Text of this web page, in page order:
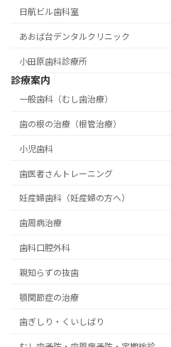
日航ビル歯科室
あおば台デンタルクリニック
小田原歯科診療所
診療案内
一般歯科（むし歯治療）
歯の根の治療（根管治療）
小児歯科
歯医者さんトレーニング
妊産婦歯科（妊産婦の方へ）
歯周病治療
歯科口腔外科
親知らずの抜歯
顎関節症の治療
歯ぎしり・くいしばり